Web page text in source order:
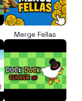
Merge Fellas